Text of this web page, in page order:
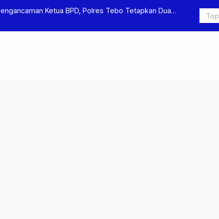
Polres Tebo Tetapkan Dua
Polres Tebo Ungkap Kasus
Pengeroyokan di Sumay Ditahan